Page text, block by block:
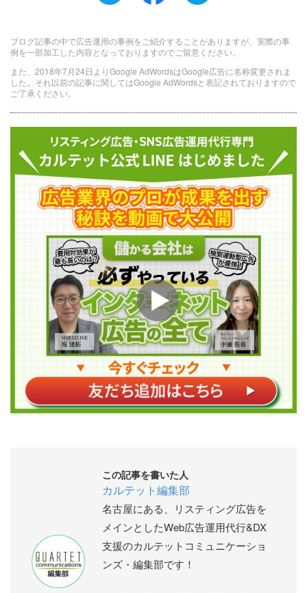
ブログ記事の中で広告運用の事例をご紹介することがありますが、実際の事
例を一部加工した内容となっておりますのでご留意ください。
また、2018年7月24日よりGoogle AdWordsはGoogle広告に名称変更されま
した。それ以前の記事に関してはGoogle AdWordsと表記されておりますので
ご了承ください。
この記事を書いた人
カルテット編集部
名古屋にある、リスティング広告を
メインとしたWeb広告運用代行&DX
支援のカルテットコミュニケーショ
ンズ・編集部です！